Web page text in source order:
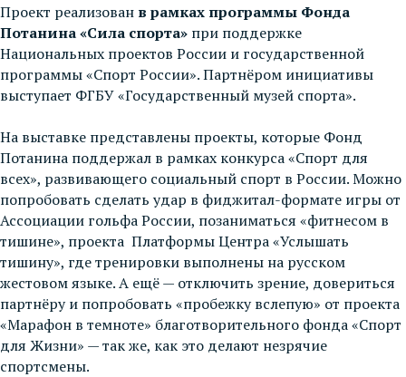
Проект реализован в рамках программы Фонда
Потанина «Сила спорта» при поддержке
Национальных проектов России и государственной
программы «Спорт России». Партнёром инициативы
выступает ФГБУ «Государственный музей спорта».
На выставке представлены проекты, которые Фонд
Потанина поддержал в рамках конкурса «Спорт для
всех», развивающего социальный спорт в России. Можно
попробовать сделать удар в фиджитал-формате игры от
Ассоциации гольфа России, позаниматься «фитнесом в
тишине», проекта Платформы Центра «Услышать
тишину», где тренировки выполнены на русском
жестовом языке. А ещё — отключить зрение, довериться
партнёру и попробовать «пробежку вслепую» от проекта
«Марафон в темноте» благотворительного фонда «Спорт
для Жизни» — так же, как это делают незрячие
спортсмены.